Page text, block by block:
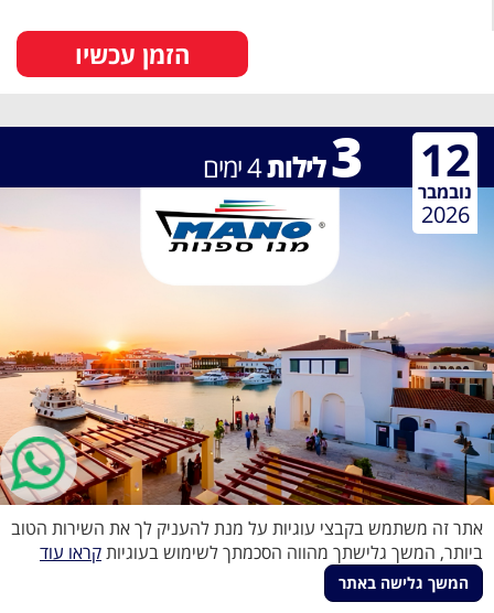
הזמן עכשיו
3לילות4ימים 12
נובמבר
2026
קפריסין
לימסול
החל מ- €398
אתר זה משתמש בקבצי עוגיות על מנת להעניק לך את השירות הטוב
ביותר, המשך גלישתך מהווה הסכמתך לשימוש בעוגיותקראו עוד
המשך גלישה באתר